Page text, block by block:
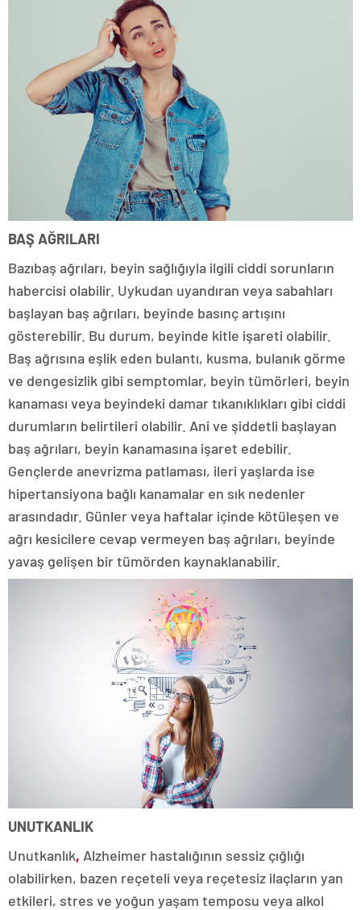
BAŞ AĞRILARI
Bazıbaş ağrıları, beyin sağlığıyla ilgili ciddi sorunların
habercisi olabilir. Uykudan uyandıran veya sabahları
başlayan baş ağrıları, beyinde basınç artışını
gösterebilir. Bu durum, beyinde kitle işareti olabilir.
Baş ağrısına eşlik eden bulantı, kusma, bulanık görme
ve dengesizlik gibi semptomlar, beyin tümörleri, beyin
kanaması veya beyindeki damar tıkanıklıkları gibi ciddi
durumların belirtileri olabilir. Ani ve şiddetli başlayan
baş ağrıları, beyin kanamasına işaret edebilir.
Gençlerde anevrizma patlaması, ileri yaşlarda ise
hipertansiyona bağlı kanamalar en sık nedenler
arasındadır. Günler veya haftalar içinde kötüleşen ve
ağrı kesicilere cevap vermeyen baş ağrıları, beyinde
yavaş gelişen bir tümörden kaynaklanabilir.
UNUTKANLIK
Unutkanlık, Alzheimer hastalığının sessiz çığlığı
olabilirken, bazen reçeteli veya reçetesiz ilaçların yan
etkileri, stres ve yoğun yaşam temposu veya alkol